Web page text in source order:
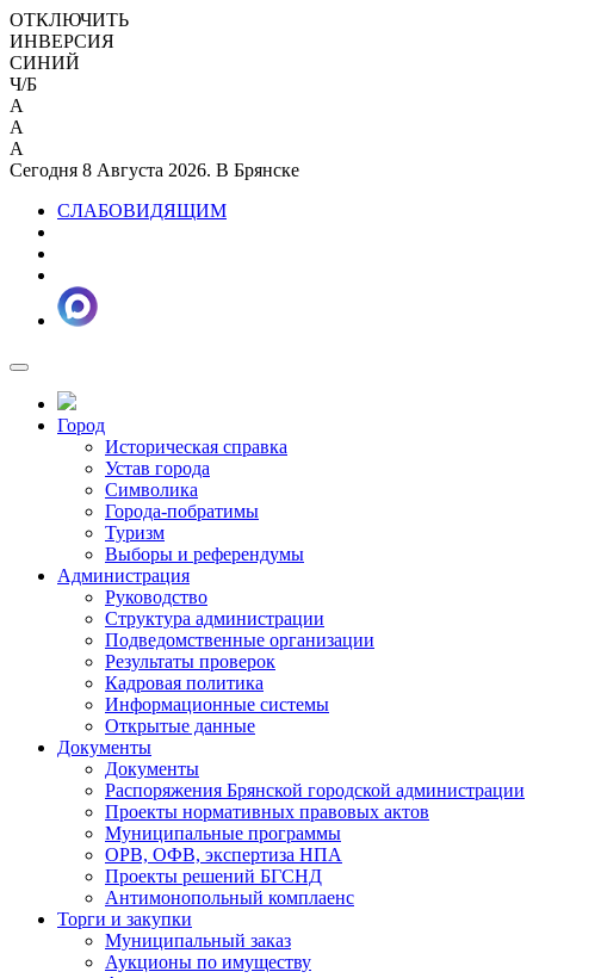
ОТКЛЮЧИТЬ
ИНВЕРСИЯ
СИНИЙ
Ч/Б
A
A
A
Сегодня 8 Августа 2026. В Брянске
СЛАБОВИДЯЩИМ
Город
Историческая справка
Устав города
Символика
Города-побратимы
Туризм
Выборы и референдумы
Администрация
Руководство
Структура администрации
Подведомственные организации
Результаты проверок
Кадровая политика
Информационные системы
Открытые данные
Документы
Документы
Распоряжения Брянской городской администрации
Проекты нормативных правовых актов
Муниципальные программы
ОРВ, ОФВ, экспертиза НПА
Проекты решений БГСНД
Антимонопольный комплаенс
Торги и закупки
Муниципальный заказ
Аукционы по имуществу